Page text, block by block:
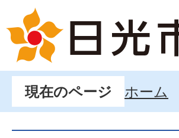
現在のページ ホーム